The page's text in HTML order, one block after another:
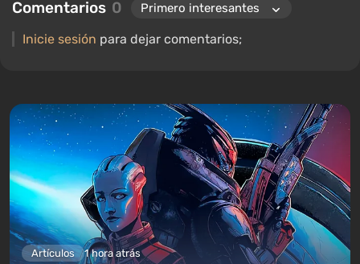
Comentarios 0
Inicie sesión para dejar comentarios;
Artículos 1 hora atrás